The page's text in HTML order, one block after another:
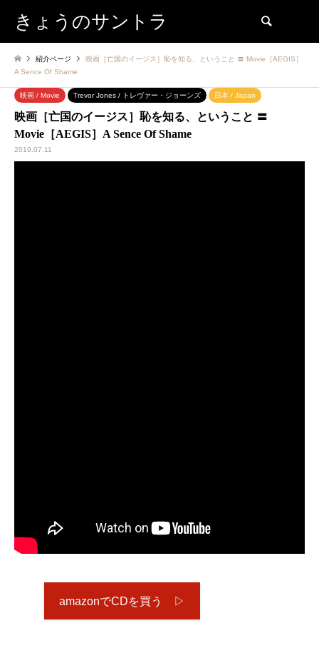
きょうのサントラ
紹介ページ
映画［亡国のイージス］恥を知る、ということ 〓 Movie［AEGIS］
A Sence Of Shame
映画 / Movie Trevor Jones / トレヴァー・ジョーンズ 日本 / Japan
映画［亡国のイージス］恥を知る、ということ 〓
Movie［AEGIS］A Sence Of Shame
2019.07.11
amazonでCDを買う ▷